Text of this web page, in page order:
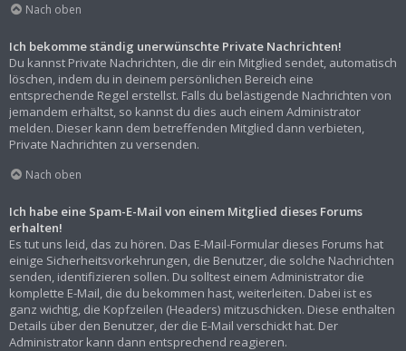
Nach oben
Ich bekomme ständig unerwünschte Private Nachrichten!
Du kannst Private Nachrichten, die dir ein Mitglied sendet, automatisch
löschen, indem du in deinem persönlichen Bereich eine
entsprechende Regel erstellst. Falls du belästigende Nachrichten von
jemandem erhältst, so kannst du dies auch einem Administrator
melden. Dieser kann dem betreffenden Mitglied dann verbieten,
Private Nachrichten zu versenden.
Nach oben
Ich habe eine Spam-E-Mail von einem Mitglied dieses Forums
erhalten!
Es tut uns leid, das zu hören. Das E-Mail-Formular dieses Forums hat
einige Sicherheitsvorkehrungen, die Benutzer, die solche Nachrichten
senden, identifizieren sollen. Du solltest einem Administrator die
komplette E-Mail, die du bekommen hast, weiterleiten. Dabei ist es
ganz wichtig, die Kopfzeilen (Headers) mitzuschicken. Diese enthalten
Details über den Benutzer, der die E-Mail verschickt hat. Der
Administrator kann dann entsprechend reagieren.